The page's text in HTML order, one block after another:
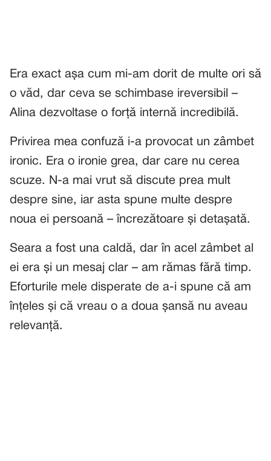
Era exact așa cum mi-am dorit de multe ori să
o văd, dar ceva se schimbase ireversibil –
Alina dezvoltase o forță internă incredibilă.
Privirea mea confuză i-a provocat un zâmbet
ironic. Era o ironie grea, dar care nu cerea
scuze. N-a mai vrut să discute prea mult
despre sine, iar asta spune multe despre
noua ei persoană – încrezătoare și detașată.
Seara a fost una caldă, dar în acel zâmbet al
ei era și un mesaj clar – am rămas fără timp.
Eforturile mele disperate de a-i spune că am
înțeles și că vreau o a doua șansă nu aveau
relevanță.